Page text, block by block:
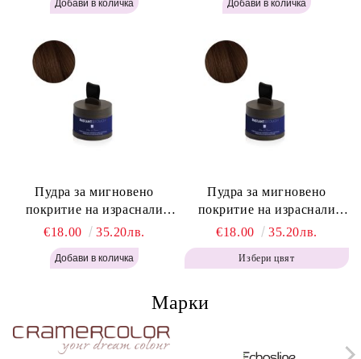
Blonde H645
Powder - Light Brown H644
Пудра за мигновено
покритие на израснали
корени Топло Кафяво -
Labor Pro Instant Retouch
Powder - Warm Brown H643
€18.00 35.20лв.
Пудра за мигновено
покритие на израснали
корени Кафяво - Labor Pro
Instant Retouch Powder -
Brown H642
€18.00 35.20лв.
Избери цвят
Марки